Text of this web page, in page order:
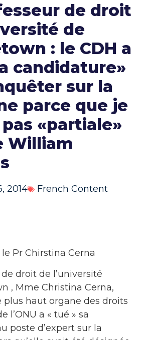
de droit
de
: le CDH a
candidature»
sur la
parce que je
«partiale»
William
2014 French Content
Pr Chirstina Cerna
droit de l’université
, Mme Christina Cerna,
plus haut organe des droits
l’ONU a « tué » sa
poste d’expert sur la